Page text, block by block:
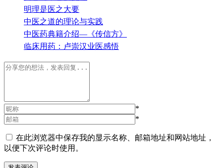
明理是医之大要
中医之道的理论与实践
中医药典籍介绍—《传信方》
临床用药：卢崇汉业医感悟
*
*
在此浏览器中保存我的显示名称、邮箱地址和网站地址，
以便下次评论时使用。